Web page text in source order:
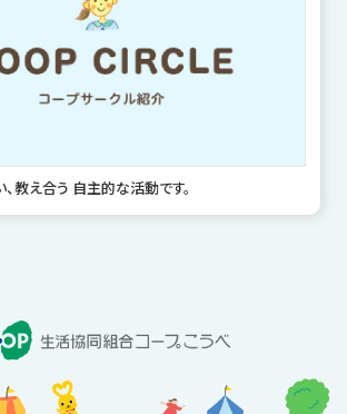
教え合う 自主的な活動です。